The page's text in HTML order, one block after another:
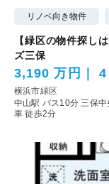
リノベ向き物件
【緑区の物件探し
ズ三保
3,190 万円
横浜市緑区
中山駅 バス10分 三保
車 徒歩2分